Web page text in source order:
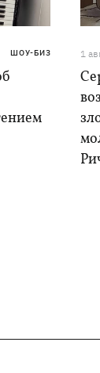
ШОУ-БИЗ 1